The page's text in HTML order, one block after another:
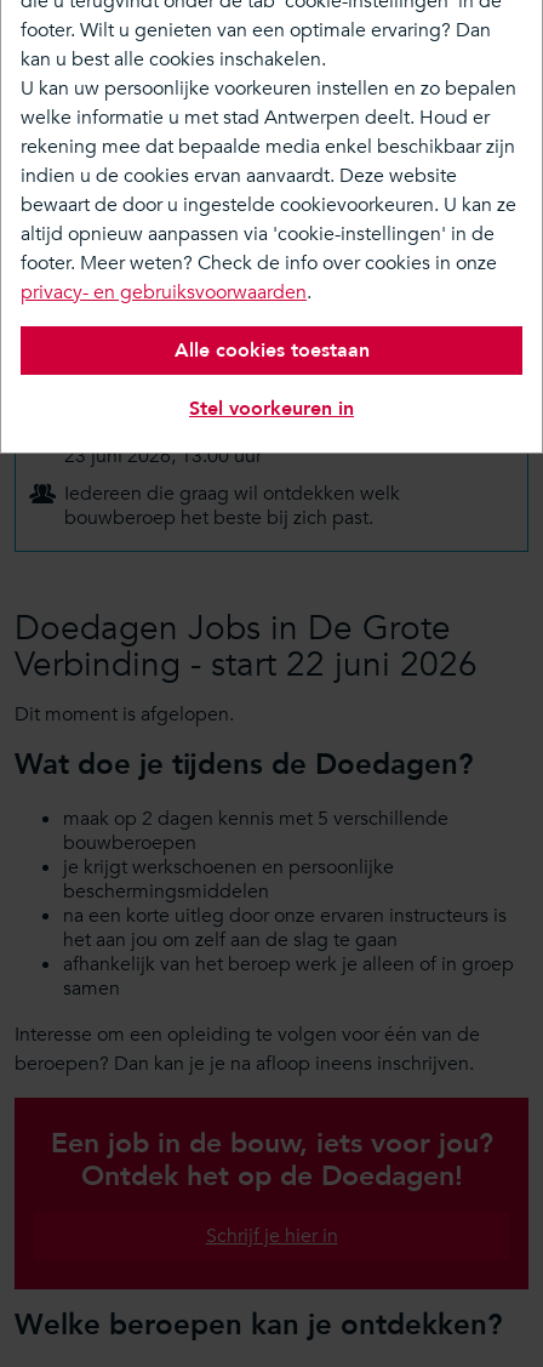
Over
Tijdlijn
Doe mee
Media & Nieuws
Terug naar overzicht
Doedagen Jobs in De Grote
Verbinding - start 22 juni 2026
Dit moment is afgelopen.
Wat doe je tijdens de Doedagen?
maak op 2 dagen kennis met 5 verschillende
bouwberoepen
je krijgt werkschoenen en persoonlijke
beschermingsmiddelen
na een korte uitleg door onze ervaren instructeurs is
het aan jou om zelf aan de slag te gaan
afhankelijk van het beroep werk je alleen of in groep
samen
Interesse om een opleiding te volgen voor één van de
beroepen? Dan kan je je na afloop ineens inschrijven.
Een job in de bouw, iets voor jou?
Ontdek het op de Doedagen!
Schrijf je hier in
Welke beroepen kan je ontdekken?
De Werfkeet, Vlijtstraat 52, 2018 Antwerpen
- Opleidingscentrum VDAB
23 juni 2026, 13.00 uur
Iedereen die graag wil ontdekken welk
bouwberoep het beste bij zich past.
footer. Wilt u genieten van een optimale ervaring? Dan
kan u best alle cookies inschakelen.
U kan uw persoonlijke voorkeuren instellen en zo bepalen
welke informatie u met stad Antwerpen deelt. Houd er
rekening mee dat bepaalde media enkel beschikbaar zijn
indien u de cookies ervan aanvaardt. Deze website
bewaart de door u ingestelde cookievoorkeuren. U kan ze
altijd opnieuw aanpassen via 'cookie-instellingen' in de
footer. Meer weten? Check de info over cookies in onze
privacy- en gebruiksvoorwaarden.
Alle cookies toestaan
Stel voorkeuren in